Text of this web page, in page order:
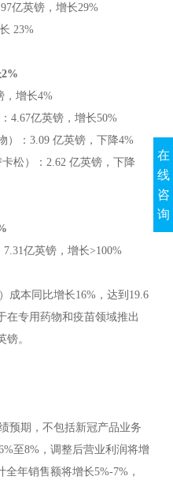
亿英镑，增长29%
23%
，增长4%
4.67亿英镑，增长50%
）：3.09 亿英镑，下降4%
松）：2.62 亿英镑，下降
亿英镑，增长>100%
成本同比增长16%，达到19.6
在专用药物和疫苗领域推出
镑。
预期，不包括新冠产品业务
至8%，调整后营业利润将增
年销售额将增长5%-7%，
在
线
咨
询